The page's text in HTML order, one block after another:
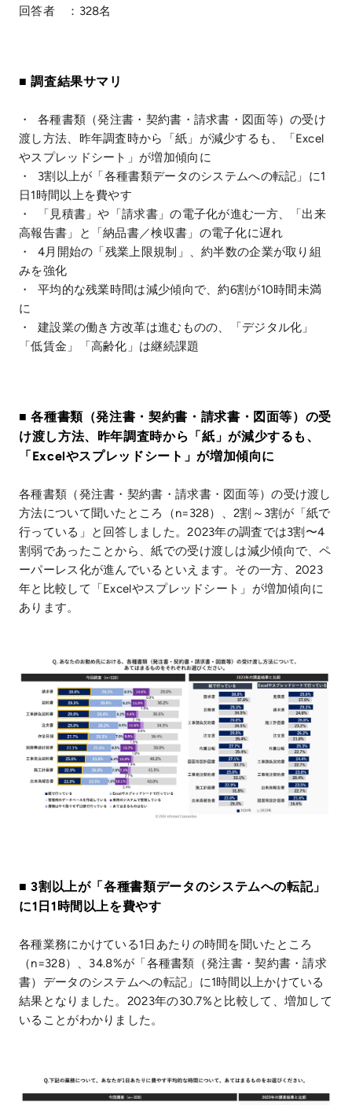
回答者 ：328名
■ 調査結果サマリ
・ 各種書類（発注書・契約書・請求書・図面等）の受け
渡し方法、昨年調査時から「紙」が減少するも、「Excel
やスプレッドシート」が増加傾向に
・ 3割以上が「各種書類データのシステムへの転記」に1
日1時間以上を費やす
・ 「見積書」や「請求書」の電子化が進む一方、「出来
高報告書」と「納品書／検収書」の電子化に遅れ
・ 4月開始の「残業上限規制」、約半数の企業が取り組
みを強化
・ 平均的な残業時間は減少傾向で、約6割が10時間未満
に
・ 建設業の働き方改革は進むものの、「デジタル化」
「低賃金」「高齢化」は継続課題
■ 各種書類（発注書・契約書・請求書・図面等）の受
け渡し方法、昨年調査時から「紙」が減少するも、
「Excelやスプレッドシート」が増加傾向に
各種書類（発注書・契約書・請求書・図面等）の受け渡し
方法について聞いたところ（n=328）、2割～3割が「紙で
行っている」と回答しました。2023年の調査では3割〜4
割弱であったことから、紙での受け渡しは減少傾向で、ペ
ーパーレス化が進んでいるといえます。その一方、2023
年と比較して「Excelやスプレッドシート」が増加傾向に
あります。
■ 3割以上が「各種書類データのシステムへの転記」
に1日1時間以上を費やす
各種業務にかけている1日あたりの時間を聞いたところ
（n=328）、34.8%が「各種書類（発注書・契約書・請求
書）データのシステムへの転記」に1時間以上かけている
結果となりました。2023年の30.7%と比較して、増加して
いることがわかりました。